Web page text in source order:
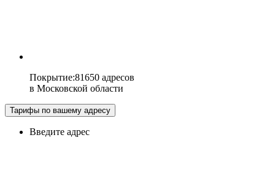
Покрытие:81650 адресов
в Московской области
Тарифы по вашему адресу
Введите адрес